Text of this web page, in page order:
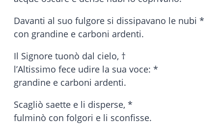
Davanti al suo fulgore si dissipavano le nubi *
con grandine e carboni ardenti.
Il Signore tuonò dal cielo, †
l’Altissimo fece udire la sua voce: *
grandine e carboni ardenti.
Scagliò saette e li disperse, *
fulminò con folgori e li sconfisse.